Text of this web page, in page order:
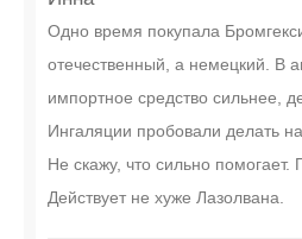
Одно время покупала
отечественный, а немецкий. В
импортное средство сильнее,
Ингаляции пробовали делать
Не скажу, что сильно помогает.
Действует не хуже Лазолвана.